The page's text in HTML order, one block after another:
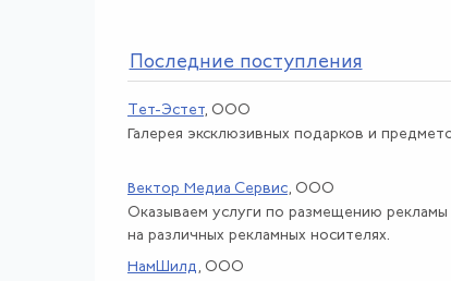
Последние поступления
Тет-Эстет, ООО
Галерея эксклюзивных подарков и
Вектор Медиа Сервис, ООО
Оказываем услуги по размещению рекламы
на различных рекламных носителях.
НамШилд , ООО